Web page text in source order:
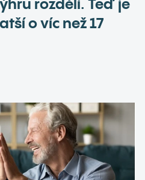
rozdělí. Teď je
o víc než 17